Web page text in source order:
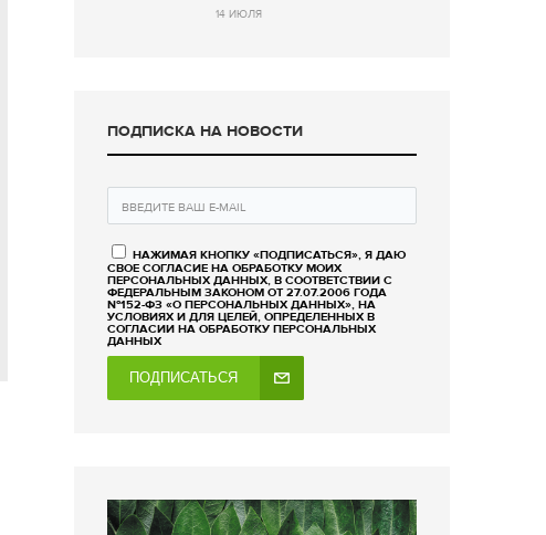
14 ИЮЛЯ
ПОДПИСКА НА НОВОСТИ
НАЖИМАЯ КНОПКУ «ПОДПИСАТЬСЯ», Я ДАЮ
СВОЕ СОГЛАСИЕ НА ОБРАБОТКУ МОИХ
ПЕРСОНАЛЬНЫХ ДАННЫХ, В СООТВЕТСТВИИ С
ФЕДЕРАЛЬНЫМ ЗАКОНОМ ОТ 27.07.2006 ГОДА
№152-ФЗ «О ПЕРСОНАЛЬНЫХ ДАННЫХ», НА
УСЛОВИЯХ И ДЛЯ ЦЕЛЕЙ, ОПРЕДЕЛЕННЫХ В
СОГЛАСИИ НА ОБРАБОТКУ ПЕРСОНАЛЬНЫХ
ДАННЫХ
ПОДПИСАТЬСЯ